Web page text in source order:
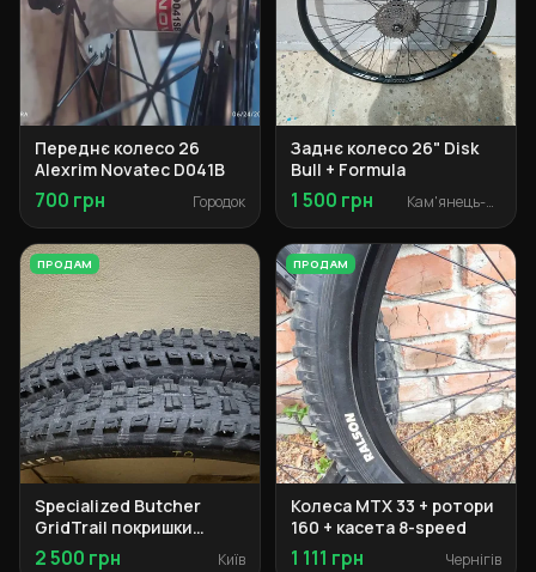
Переднє колесо 26
Alexrim Novatec D041B
700 грн Городок
Заднє колесо 26" Disk
Bull + Formula
1 500 грн Кам'янець-Подільський
ПРОДАМ
Specialized Butcher
GridTrail покришки
29x2.3
2 500 грн Київ
ПРОДАМ
Колеса MTX 33 + ротори
160 + касета 8-speed
1 111 грн Чернігів